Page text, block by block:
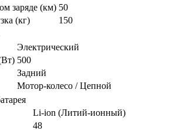
заряде (км) 50
(кг)
150
Электрический
500
Задний
Мотор-колесо / Цепной
Li-ion (Литий-ионный)
48